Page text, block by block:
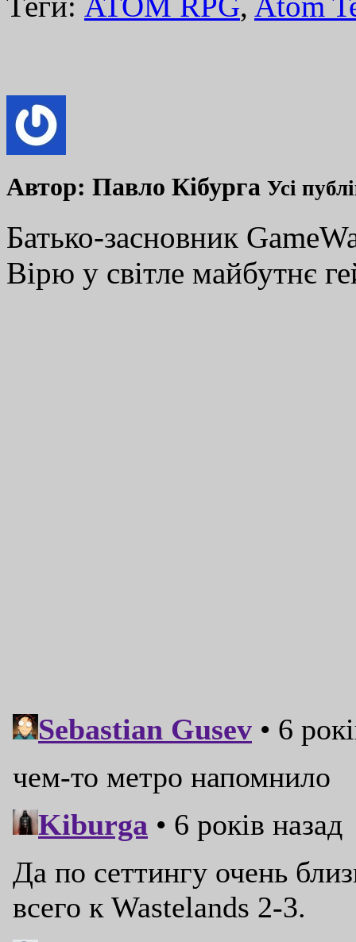
Автор: Павло Кібурга Усі
Батько-засновник
Вірю у світле майбутнє